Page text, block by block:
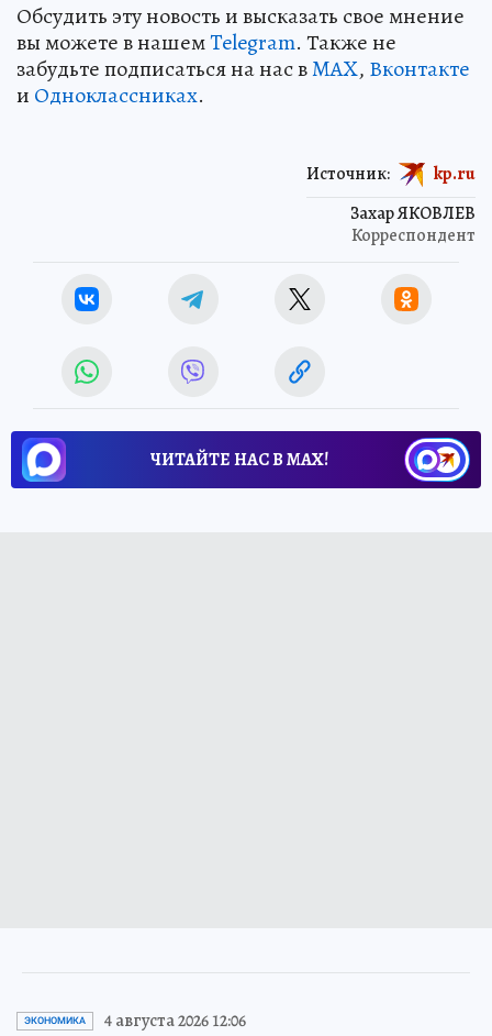
Обсудить эту новость и высказать свое мнение
вы можете в нашемTelegram. Также не
забудьте подписаться на нас вMAX, Вконтакте
и Одноклассниках.
Захар ЯКОВЛЕВ
Корреспондент
Источник: kp.ru
ЧИТАЙТЕ НАС В МАХ!
ЭКОНОМИКА 4 августа 2026 12:06